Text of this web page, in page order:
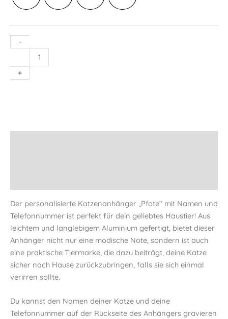
-
Katzenanhänger
Pfote
mit
+
Der personalisierte Katzenanhänger „Pfote“ mit Namen und
Telefonnummer ist perfekt für dein geliebtes Haustier! Aus
leichtem und langlebigem Aluminium gefertigt, bietet dieser
Anhänger nicht nur eine modische Note, sondern ist auch
eine praktische Tiermarke, die dazu beiträgt, deine Katze
sicher nach Hause zurückzubringen, falls sie sich einmal
verirren sollte.
Du kannst den Namen deiner Katze und deine
Telefonnummer auf der Rückseite des Anhängers gravieren